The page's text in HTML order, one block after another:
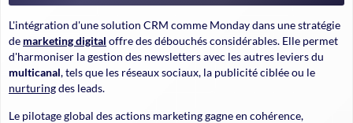
L'intégration d'une solution CRM comme Monday dans une stratégie
de marketing digital offre des débouchés considérables. Elle permet
d'harmoniser la gestion des newsletters avec les autres leviers du
multicanal, tels que les réseaux sociaux, la publicité ciblée ou le
nurturingdes leads.
Le pilotage global des actions marketing gagne en cohérence,